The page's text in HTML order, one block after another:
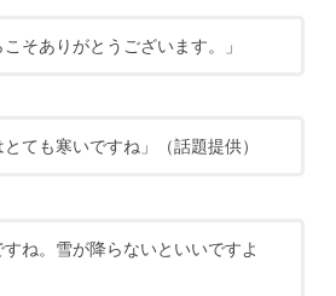
こそありがとうございます。」
とても寒いですね」（話題提供）
すね。雪が降らないといいですよ